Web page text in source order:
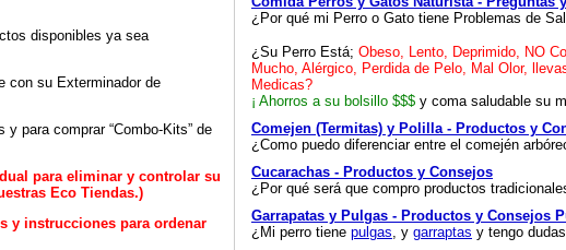
disponibles ya sea
con su Exterminador de
para comprar “Combo-Kits” de
para eliminar y controlar su
Eco Tiendas.)
y instrucciones para ordenar
¿Por qué mi Perro o Gato tiene Problemas de
¿Su Perro Está; Obeso, Lento, Deprimido, NO
Mucho, Alérgico, Perdida de Pelo, Mal Olor,
Medicas?
¡ Ahorros a su bolsillo $$$ y coma saludable su
Comejen (Termitas) y Polilla - Productos y
¿Como puedo diferenciar entre el comején
Cucarachas - Productos y Consejos
¿Por qué será que compro productos
Garrapatas y Pulgas - Productos y Consejos
¿Mi perro tiene pulgas, y garraptas y tengo